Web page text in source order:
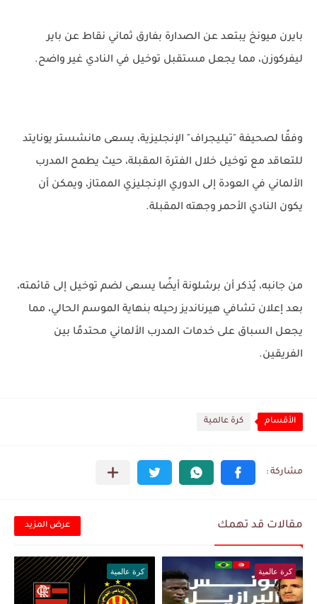
بايرن ميونخ يبتعد عن الصدارة بفارق ثماني نقاط عن باير
ليفركوزن، مما يجعل مستقبل توخيل في النادي غير واضح.
وفقًا لصحيفة "تيليجراف" الإنجليزية، يسعى مانشستر يونايتد
للتعاقد مع توخيل خلال الفترة المقبلة، حيث يطمح المدرب
الألماني في العودة إلى الدوري الإنجليزي الممتاز، ويمكن أن
يكون النادي الأحمر وجهته المقبلة.
من جانبه، يُذكر أن برشلونة أيضًا يسعى لضم توخيل إلى قائمته،
بعد إعلان تشافي هيرنانديز رحيله بنهاية الموسم الحالي، مما
يجعل السباق على خدمات المدرب الألماني محتدمًا بين
الفريقين.
الأقسام كرة عالمية
مقالات قد تهمك عرض المزيد
كرة عالمية كرة عالمية